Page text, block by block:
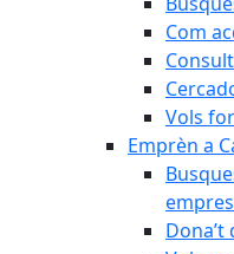
Com
Vols
Emprèn a